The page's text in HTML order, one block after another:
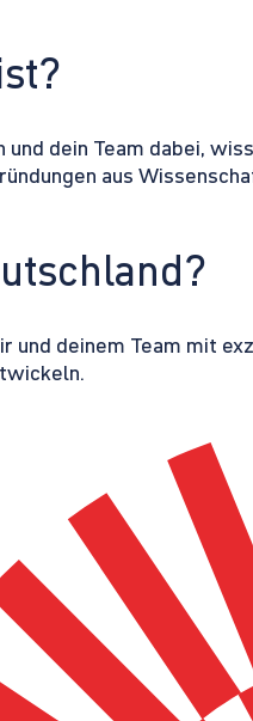
dein Team dabei,
aus
und deinem Team mit